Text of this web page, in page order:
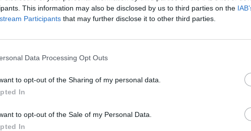
This information may also be disclosed by us to third parties on the
Participants that may further disclose it to other third parties.
Data Processing Opt Outs
to opt-out of the Sharing of my personal data.
In
to opt-out of the Sale of my Personal Data.
In
ασθενών επιστρέφει για 3η χρονιά
HS Team - 17 Οκτωβρίου 2025
συνάντηση των συλλόγων ασθενών, τη Δευτέρα 20
Οκτωβρίου 2025, στο ξενοδοχείο...